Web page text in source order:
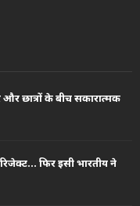
और छात्रों के बीच सकारात्मक
फिर इसी भारतीय ने